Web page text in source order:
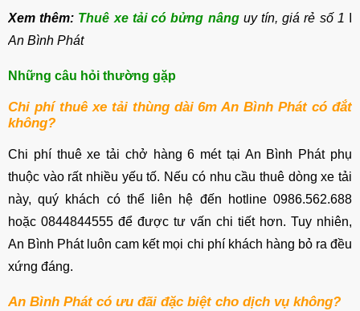
Xem thêm: Thuê xe tải có bửng nânguy tín, giá rẻ số 1 ǀ
An Bình Phát
Những câu hỏi thường gặp
Chi phí thuê xe tải thùng dài 6m An Bình Phát có đắt
không?
Chi phí thuê xe tải chở hàng 6 mét tại An Bình Phát phụ
thuộc vào rất nhiều yếu tố. Nếu có nhu cầu thuê dòng xe tải
này, quý khách có thể liên hệ đến hotline 0986.562.688
hoặc 0844844555 để được tư vấn chi tiết hơn. Tuy nhiên,
An Bình Phát luôn cam kết mọi chi phí khách hàng bỏ ra đều
xứng đáng.
An Bình Phát có ưu đãi đặc biệt cho dịch vụ không?